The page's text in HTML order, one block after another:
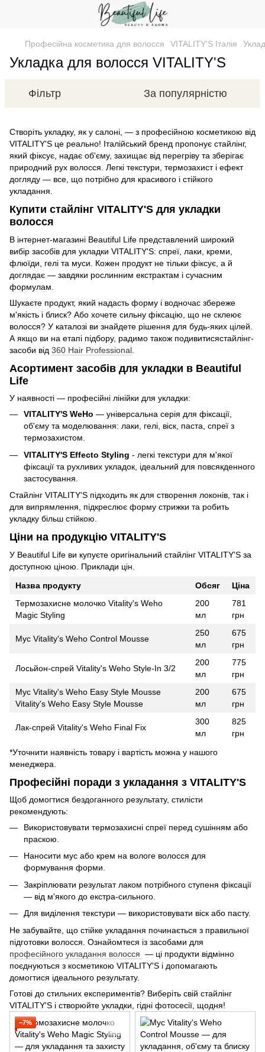
Професійна косметика для волосся VITALITY'S Італія
Укладка для волосся VITALITY'S
Фільтр За популярністю
Створіть укладку, як у салоні, — з професійною косметикою від
VITALITY'S це реально! Італійський бренд пропонує стайлінг,
який фіксує, надає об'єму, захищає від перегріву та зберігає
природний рух волосся. Легкі текстури, термозахист і ефект
догляду — все, що потрібно для красивого і стійкого
укладання.
Купити стайлінг VITALITY'S для укладки
волосся
В інтернет-магазині Beautiful Life представлений широкий
вибір засобів для укладки VITALITY'S: спреї, лаки, креми,
флюїди, гелі та муси. Кожен продукт не тільки фіксує, а й
доглядає — завдяки рослинним екстрактам і сучасним
формулам.
Шукаєте продукт, який надасть форму і водночас збереже
м'якість і блиск? Або хочете сильну фіксацію, що не склеює
волосся? У каталозі ви знайдете рішення для будь-яких цілей.
А якщо ви на етапі підбору, радимо також подивитисястайлінг-
засоби від 360 Hair Professional
Асортимент засобів для укладки в Beautiful
Life
У наявності — професійні лінійки для укладки:
VITALITY'S WeHo — універсальна серія для фіксації,
об'єму та моделювання: лаки, гелі, віск, паста, спреї з
термозахистом.
VITALITY'S Effecto Styling - легкі текстури для м'якої
фіксації та рухливих укладок, ідеальний для повсякденного
застосування.
Стайлінг VITALITY'S підходить як для створення локонів, так і
для випрямлення, підкреслює форму стрижки та робить
укладку більш стійкою.
Ціни на продукцію VITALITY'S
У Beautiful Life ви купуєте оригінальний стайлінг VITALITY'S за
доступною ціною. Приклади цін.
Назва продукту
Обсяг
Ціна
Термозахисне молочко Vitality's Weho
Magic Styling
200
мл
781
грн
Мус Vitality's Weho Control Mousse
250
мл
675
грн
Лосьйон-спрей Vitality's Weho Style-In 3/2
200
мл
775
грн
Мус Vitality's Weho Easy Style Mousse
Vitality's Weho Easy Style Mousse
200
мл
675
грн
Лак-спрей Vitality's Weho Final Fix
300
мл
825
грн
*Уточнити наявність товару і вартість можна у нашого
менеджера.
Професійні поради з укладання з VITALITY'S
Щоб домогтися бездоганного результату, стилісти
рекомендують:
Використовувати термозахисні спреї перед сушінням або
праскою.
Наносити мус або крем на вологе волосся для
формування форми.
Закріплювати результат лаком потрібного ступеня фіксації
— від м'якого до екстра-сильного.
Для виділення текстури — використовувати віск або пасту.
Не забувайте, що стійке укладання починається з правильної
підготовки волосся. Ознайомтеся із засобами для
професійного укладання волосся — ці продукти відмінно
поєднуються з косметикою VITALITY'S і допомагають
домогтися ідеального результату.
Готові до стильних експериментів? Виберіть свій стайлінг
VITALITY'S і створюйте укладки, гідні фотосесії, щодня!
−7%